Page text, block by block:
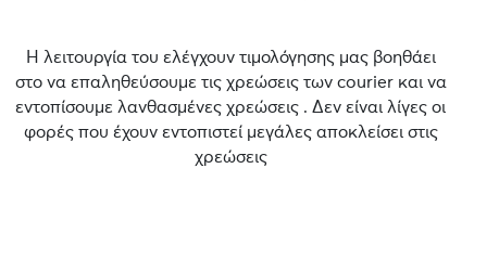
Η λειτουργία του ελέγχουν τιμολόγησης μας βοηθάει
στο να επαληθεύσουμε τις χρεώσεις των courier και να
εντοπίσουμε λανθασμένες χρεώσεις . Δεν είναι λίγες οι
φορές που έχουν εντοπιστεί μεγάλες αποκλείσει στις
χρεώσεις